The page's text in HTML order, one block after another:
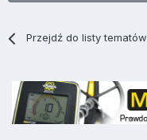
Przejdź do listy tematów